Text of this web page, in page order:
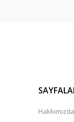
Hakkımızda